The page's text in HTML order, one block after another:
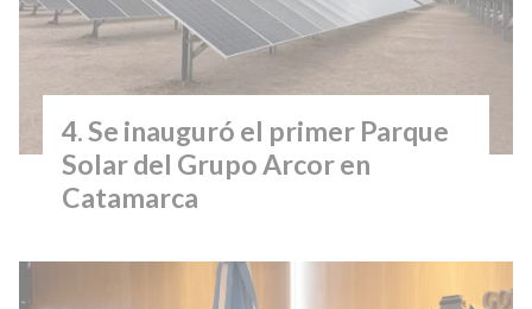
Se inauguró el primer Parque
Solar del Grupo Arcor en
Catamarca